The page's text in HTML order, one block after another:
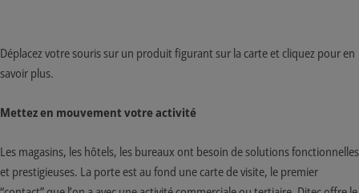
Déplacez votre souris sur un produit figurant sur la carte et cliquez pour en
savoir plus.
Mettez en mouvement votre activité
Les magasins, les hôtels, les bureaux ont besoin de solutions fonctionnelles
et prestigieuses. La porte est au fond une carte de visite, le premier